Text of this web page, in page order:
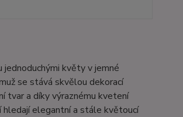
květy v jemné
se stává skvělou dekorací
tvar a díky výraznému kvetení
hledají elegantní a stále květoucí